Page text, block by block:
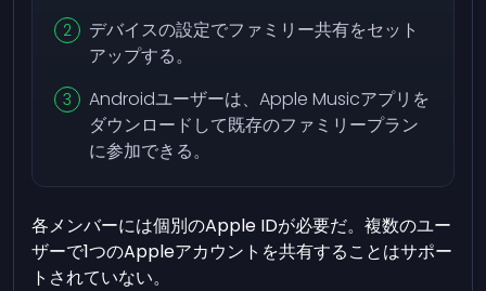
デバイスの設定でファミリー共有をセット
アップする。
Androidユーザーは、Apple Musicアプリを
ダウンロードして既存のファミリープラン
に参加できる。
各メンバーには個別のApple IDが必要だ。複数のユー
ザーで1つのAppleアカウントを共有することはサポー
トされていない。